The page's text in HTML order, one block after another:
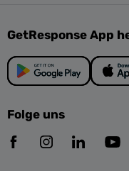
GetResponse App
Folge uns